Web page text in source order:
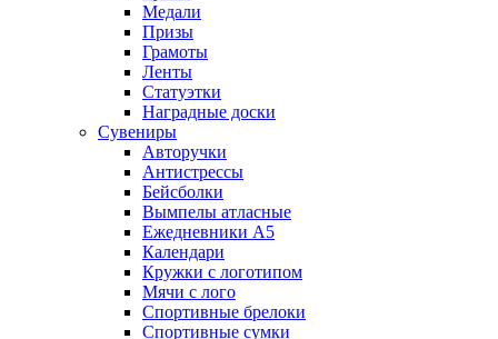
Медали
Призы
Грамоты
Ленты
Статуэтки
Наградные доски
Сувениры
Авторучки
Антистрессы
Бейсболки
Вымпелы атласные
Ежедневники А5
Календари
Кружки с логотипом
Мячи с лого
Спортивные брелоки
Спортивные сумки